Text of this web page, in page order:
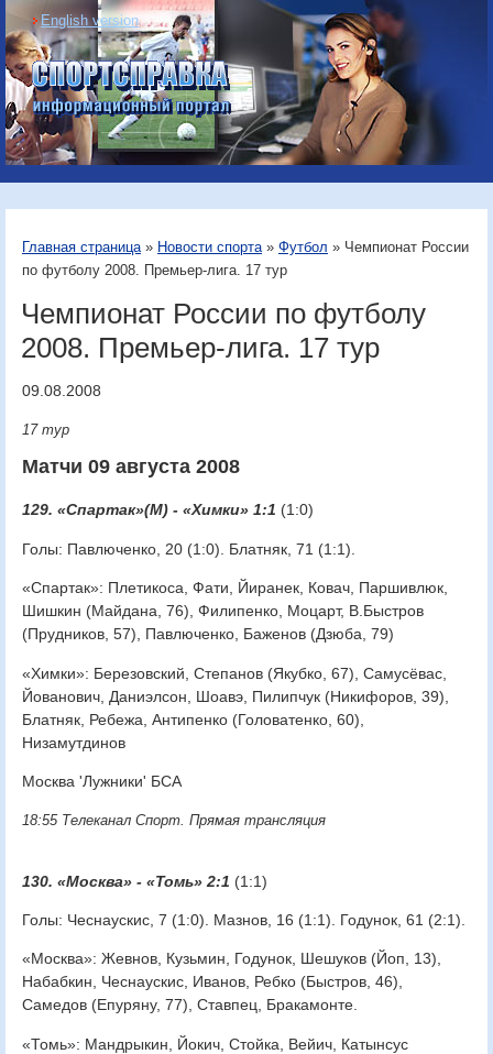
English version
Информационный
портал «Спортсправка»
Главная страница» Новости спорта» Футбол » Чемпионат России
по футболу 2008. Премьер-лига. 17 тур
Чемпионат России по футболу
2008. Премьер-лига. 17 тур
09.08.2008
17 тур
Матчи 09 августа 2008
129. «Спартак»(М) - «Химки» 1:1 (1:0)
Голы: Павлюченко, 20 (1:0). Блатняк, 71 (1:1).
«Спартак»: Плетикоса, Фати, Йиранек, Ковач, Паршивлюк,
Шишкин (Майдана, 76), Филипенко, Моцарт, В.Быстров
(Прудников, 57), Павлюченко, Баженов (Дзюба, 79)
«Химки»: Березовский, Степанов (Якубко, 67), Самусёвас,
Йованович, Даниэлсон, Шоавэ, Пилипчук (Никифоров, 39),
Блатняк, Ребежа, Антипенко (Головатенко, 60),
Низамутдинов
Москва 'Лужники' БСА
18:55 Телеканал Спорт. Прямая трансляция
130. «Москва» - «Томь» 2:1 (1:1)
Голы: Чеснаускис, 7 (1:0). Мазнов, 16 (1:1). Годунок, 61 (2:1).
«Москва»: Жевнов, Кузьмин, Годунок, Шешуков (Йоп, 13),
Набабкин, Чеснаускис, Иванов, Ребко (Быстров, 46),
Самедов (Епуряну, 77), Ставпец, Бракамонте.
«Томь»: Мандрыкин, Йокич, Стойка, Вейич, Катынсус